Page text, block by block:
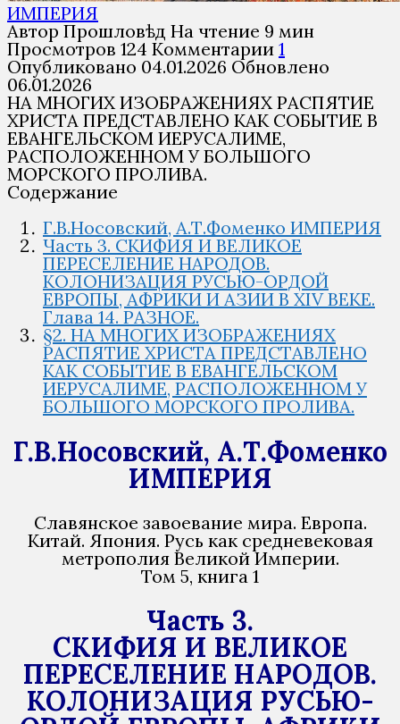
ИМПЕРИЯ
Автор Прошловѣд На чтение 9 мин
Просмотров 124 Комментарии 1
Опубликовано 04.01.2026 Обновлено
06.01.2026
НА МНОГИХ ИЗОБРАЖЕНИЯХ РАСПЯТИЕ
ХРИСТА ПРЕДСТАВЛЕНО КАК СОБЫТИЕ В
ЕВАНГЕЛЬСКОМ ИЕРУСАЛИМЕ,
РАСПОЛОЖЕННОМ У БОЛЬШОГО
МОРСКОГО ПРОЛИВА.
Содержание
Г.В.Носовский, А.Т.Фоменко ИМПЕРИЯ
Часть 3. СКИФИЯ И ВЕЛИКОЕ
ПЕРЕСЕЛЕНИЕ НАРОДОВ.
КОЛОНИЗАЦИЯ РУСЬЮ-ОРДОЙ
ЕВРОПЫ, АФРИКИ И АЗИИ В XIV ВЕКЕ.
Глава 14. РАЗНОЕ.
§2. НА МНОГИХ ИЗОБРАЖЕНИЯХ
РАСПЯТИЕ ХРИСТА ПРЕДСТАВЛЕНО
КАК СОБЫТИЕ В ЕВАНГЕЛЬСКОМ
ИЕРУСАЛИМЕ, РАСПОЛОЖЕННОМ У
БОЛЬШОГО МОРСКОГО ПРОЛИВА.
Г.В.Носовский, А.Т.Фоменко
ИМПЕРИЯ
Славянское завоевание мира. Европа.
Китай. Япония. Русь как средневековая
метрополия Великой Империи.
Том 5, книга 1
Часть 3.
СКИФИЯ И ВЕЛИКОЕ
ПЕРЕСЕЛЕНИЕ НАРОДОВ.
КОЛОНИЗАЦИЯ РУСЬЮ-